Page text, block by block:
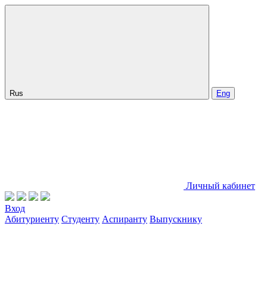
Rus Eng
Личный кабинет
Вход
Абитуриенту Студенту Аспиранту Выпускнику